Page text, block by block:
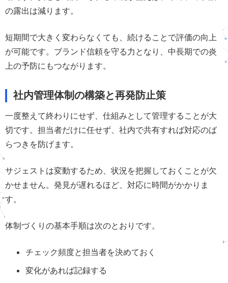
の露出は減ります。
短期間で大きく変わらなくても、続けることで評価の向上
が可能です。ブランド信頼を守る力となり、中長期での炎
上の予防にもつながります。
社内管理体制の構築と再発防止策
一度整えて終わりにせず、仕組みとして管理することが大
切です。担当者だけに任せず、社内で共有すれば対応のば
らつきを防げます。
サジェストは変動するため、状況を把握しておくことが欠
かせません。発見が遅れるほど、対応に時間がかかりま
す。
体制づくりの基本手順は次のとおりです。
チェック頻度と担当者を決めておく
変化があれば記録する